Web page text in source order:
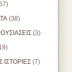
(38)
(3)
ΙΣΤΟΡΙΕΣ (7)